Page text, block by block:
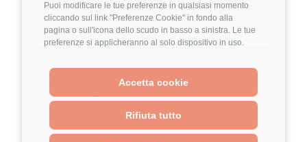
Puoi modificare le tue preferenze in qualsiasi momento
cliccando sul link "Preferenze Cookie" in fondo alla
pagina o sull'icona dello scudo in basso a sinistra. Le tue
preferenze si applicheranno al solo dispositivo in uso.
Accetta cookie
Rifiuta tutto
Dettagli ➡️
Technical Account Manager